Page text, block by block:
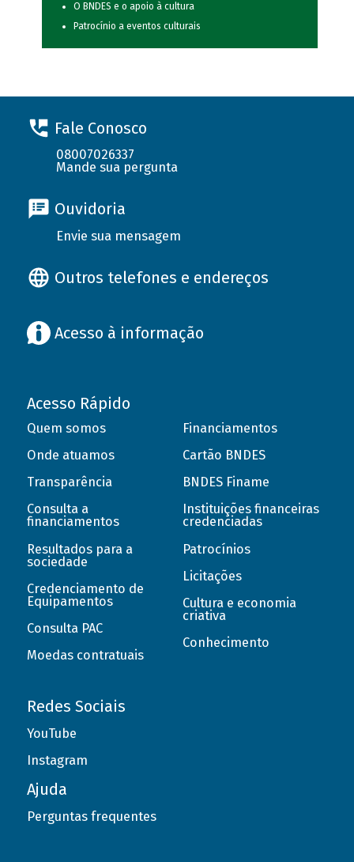
O BNDES e o apoio à cultura
Patrocínio a eventos culturais
Fale Conosco
08007026337
Mande sua pergunta
Ouvidoria
Envie sua mensagem
Outros telefones e endereços
Acesso à informação
Acesso Rápido
Quem somos
Onde atuamos
Transparência
Consulta a
financiamentos
Resultados para a
sociedade
Credenciamento de
Equipamentos
Consulta PAC
Moedas contratuais
Financiamentos
Cartão BNDES
BNDES Finame
Instituições financeiras
credenciadas
Patrocínios
Licitações
Cultura e economia
criativa
Conhecimento
Redes Sociais
YouTube
Instagram
Ajuda
Perguntas frequentes